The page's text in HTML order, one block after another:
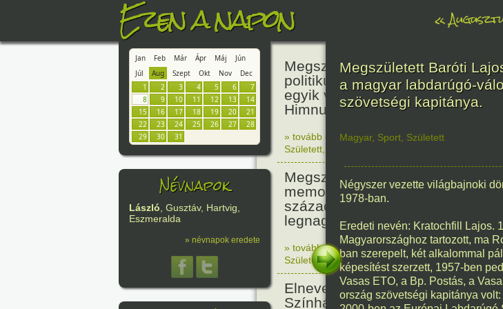
Ezen a napon «
Jan Feb Már Ápr Máj
Jún
Júl
Aug Szept Okt Nov
Dec
1
2 3 4 5 6
7
8
9 10 11 12 13
14
15
16 17 18 19 20
21
22
23 24 25 26 27
28
29
30 31
Névnapok
László, Gusztáv, Hartvig,
Eszmeralda
» névnapok eredete
Megszületett Kölcsey Ferenc
politikus, akadémikus, a
egyik vezéregyénisége, a
Himnusz költője.
» tovább olvasom|1 hozzászólás, szólj Te is
Született
Megszületett Mikes Kelemen
memoáríró, műfordító, a XVIII.
századi magyar prózairodalom
legnagyobb alakja.
» tovább olvasom|
1 hozzászólás, szólj Te is
Született,Történelem,Irodalom,Magyar
Elnevezték a Pesti Magyar
Színházat Nemzeti Színháznak.
Megszületett Baróti
a magyar labdarúgó-
szövetségi kapitánya.
Magyar, Sport Született
Négyszer vezette világbajnoki
1978-ban.
Eredeti nevén: Kratochfill Lajos.
Magyarországhoz tartozott, ma
ban szerepelt, két alkalommal
képesítést szerzett, 1957-ben
Vasas ETO, a Bp. Postás, a
ország szövetségi kapitánya